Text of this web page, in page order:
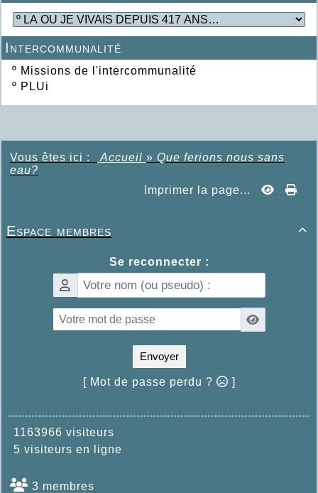
Intercommunalité
º Missions de l'intercommunalité
º PLUi
Vous êtes ici : Accueil » Que ferions nous sans
eau?
Imprimer la page...

Espace membres
Se reconnecter :
Envoyer
[ Mot de passe perdu ? ]
1163966 visiteurs
5 visiteurs en ligne
3 membres